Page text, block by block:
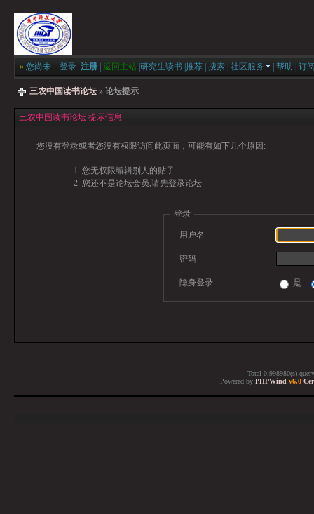
» 您尚未 登录 注册 返回主站 研究生读书 推荐 搜索 社区服务 帮助 订
三农中国读书论坛 » 论坛提示
三农中国读书论坛 提示信息
您没有登录或者您没有权限访问此页面，可能有如下几个原因:
您无权限编辑别人的贴子
您还不是论坛会员,请先登录论坛
登录
用户名
密码
隐身登录 是
Total 0.998980(s)
Powered by PHPWind v6.0